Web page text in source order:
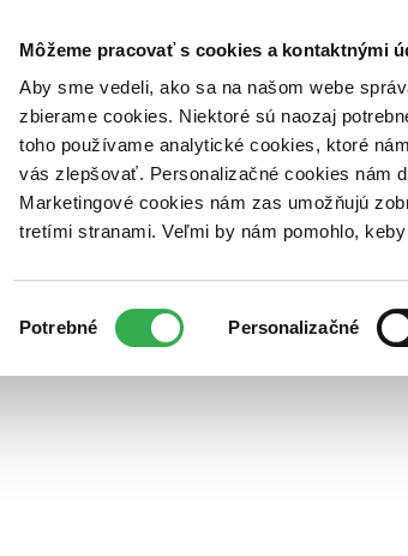
Môžeme pracovať s cookies a kontaktnými
Aby sme vedeli, ako sa na našom webe
zbierame cookies. Niektoré sú naozaj
toho používame analytické cookies, ktoré
vás zlepšovať. Personalizačné cookies nám
Marketingové cookies nám zas umožňujú
tretími stranami. Veľmi by nám pomohlo,
súhlasu
Potrebné Personalizačné
Poukážky Kontakt